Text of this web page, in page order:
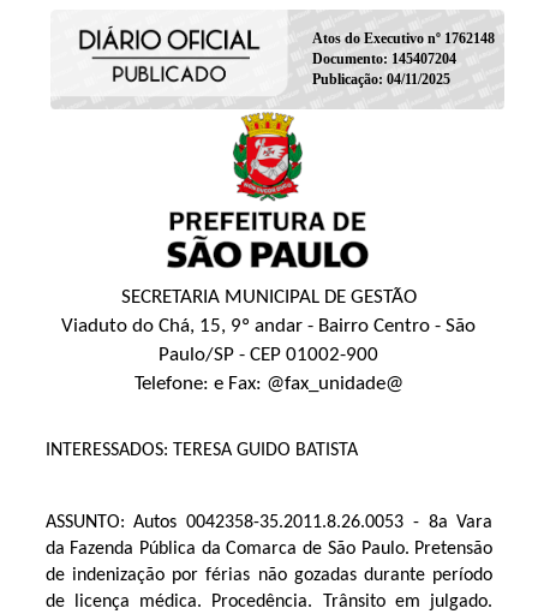
Atos do Executivo nº 1762148
Documento: 145407204
Publicação: 04/11/2025
SECRETARIA MUNICIPAL DE GESTÃO
Viaduto do Chá, 15, 9º andar - Bairro Centro - São
Paulo/SP - CEP 01002-900
Telefone: e Fax: @fax_unidade@
INTERESSADOS: TERESA GUIDO BATISTA
ASSUNTO: Autos 0042358-35.2011.8.26.0053 - 8a Vara
da Fazenda Pública da Comarca de São Paulo. Pretensão
de indenização por férias não gozadas durante período
de licença médica. Procedência. Trânsito em julgado.